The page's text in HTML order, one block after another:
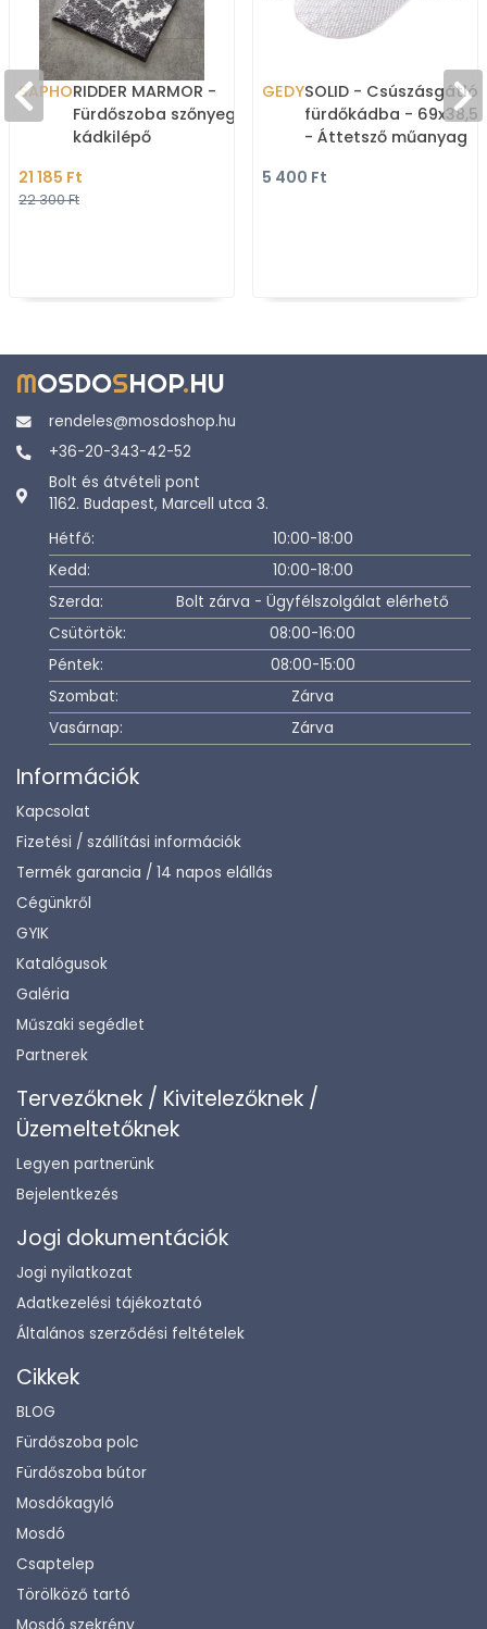
SAPHORIDDER MARMOR -
Fürdőszoba szőnyeg,
kádkilépő
60X90cm - Szürke, fehér
21 185 Ft
22 300 Ft
GEDYSOLID - Csúszásgátló
fürdőkádba - 69x38,5
- Áttetsző műanyag
5 400 Ft
MOSDOSHOP.HU
rendeles@mosdoshop.hu
+36-20-343-42-52
Bolt és átvételi pont
1162. Budapest, Marcell utca 3.
Hétfő:
10:00-18:00
Kedd:
10:00-18:00
Szerda:
Bolt zárva - Ügyfélszolgálat elérhető
Csütörtök:
08:00-16:00
Péntek:
08:00-15:00
Szombat:
Zárva
Vasárnap:
Zárva
Információk
Kapcsolat
Fizetési / szállítási információk
Termék garancia / 14 napos elállás
Cégünkről
GYIK
Katalógusok
Galéria
Műszaki segédlet
Partnerek
Tervezőknek / Kivitelezőknek /
Üzemeltetőknek
Legyen partnerünk
Bejelentkezés
Jogi dokumentációk
Jogi nyilatkozat
Adatkezelési tájékoztató
Általános szerződési feltételek
Cikkek
BLOG
Fürdőszoba polc
Fürdőszoba bútor
Mosdókagyló
Mosdó
Csaptelep
Törölköző tartó